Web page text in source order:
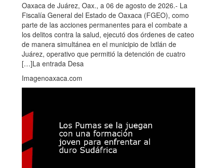
Oaxaca de Juárez, Oax., a 06 de agosto de 2026.- La
Fiscalía General del Estado de Oaxaca (FGEO), como
parte de las acciones permanentes para el combate a
los delitos contra la salud, ejecutó dos órdenes de cateo
de manera simultánea en el municipio de Ixtlán de
Juárez, operativo que permitió la detención de cuatro
[…]La entrada Desa
Imagenoaxaca.com